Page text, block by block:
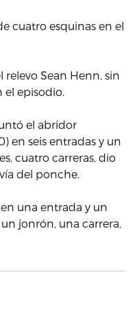
cuatro esquinas en el
Sean Henn, sin
el episodio.
el abridor
en seis entradas y un
cuatro carreras, dio
del ponche.
una entrada y un
jonrón, una carrera,